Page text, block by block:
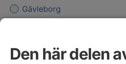
Den här delen
Gävleborg
Jämtland Härjedalen